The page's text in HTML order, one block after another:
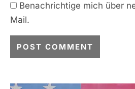
Benachrichtige mich über
Mail.